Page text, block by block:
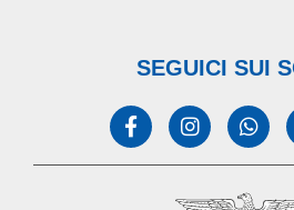
SEGUICI SUI